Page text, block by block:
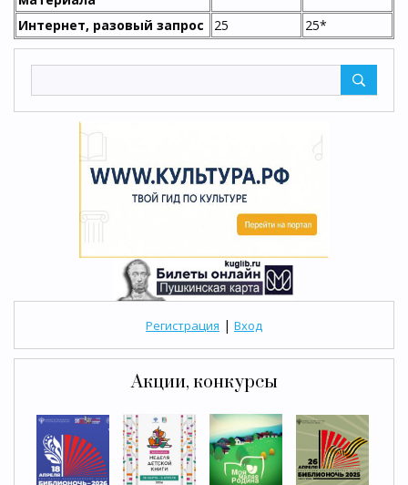
Регистрация | Вход
Акции, конкурсы
Интернет, разовый запрос 25 25*